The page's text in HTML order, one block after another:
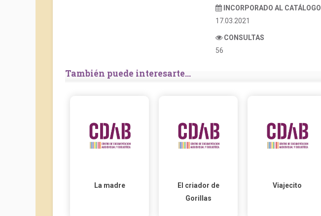
INCORPORADO AL CATÁLOGO
17.03.2021
CONSULTAS
56
También puede interesarte...
La madre
El criador de
Gorillas
Viajecito